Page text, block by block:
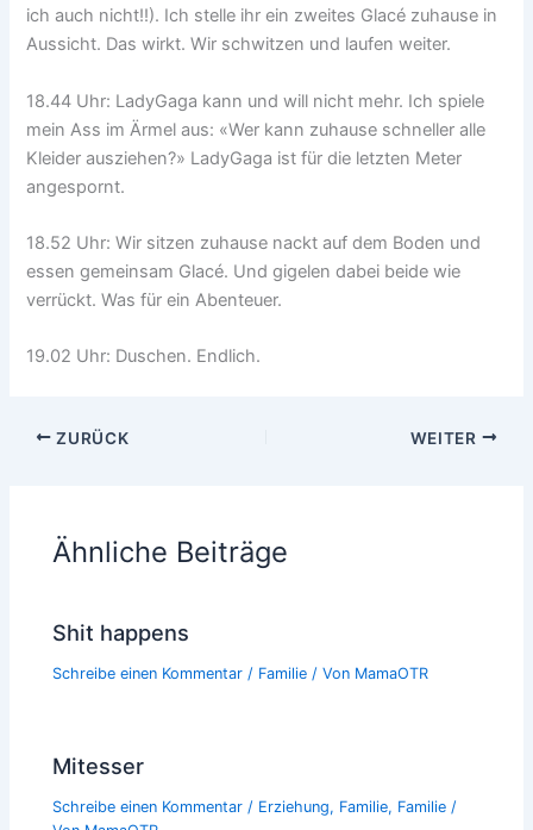
ich auch nicht!!). Ich stelle ihr ein zweites Glacé zuhause in
Aussicht. Das wirkt. Wir schwitzen und laufen weiter.
18.44 Uhr: LadyGaga kann und will nicht mehr. Ich spiele
mein Ass im Ärmel aus: «Wer kann zuhause schneller alle
Kleider ausziehen?» LadyGaga ist für die letzten Meter
angespornt.
18.52 Uhr: Wir sitzen zuhause nackt auf dem Boden und
essen gemeinsam Glacé. Und gigelen dabei beide wie
verrückt. Was für ein Abenteuer.
19.02 Uhr: Duschen. Endlich.
ZURÜCK WEITER
Ähnliche Beiträge
Shit happens
Schreibe einen Kommentar / Familie / Von MamaOTR
Mitesser
Schreibe einen Kommentar / Erziehung, Familie, Familie /